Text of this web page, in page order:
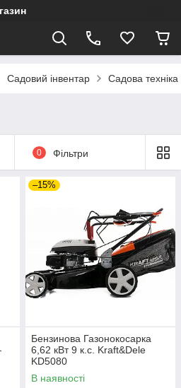
Садовий інвентар Садова техніка
0 Фільтри
–15%
Бензинова Газонокосарка
6,62 кВт 9 к.с. Kraft&Dele
KD5080
В наявності